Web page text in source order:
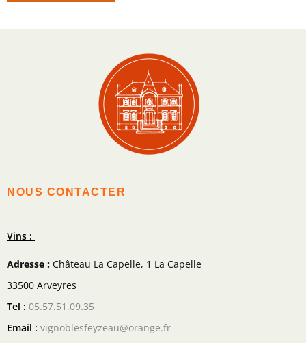
NOUS CONTACTER
Vins :
Adresse : Château La Capelle, 1 La Capelle
33500 Arveyres
Tel : 05.57.51.09.35
Email : vignoblesfeyzeau@orange.fr